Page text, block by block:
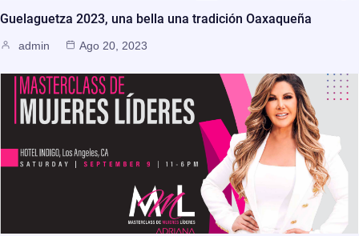
Guelaguetza 2023, una bella una tradición Oaxaqueña
admin Ago 20, 2023